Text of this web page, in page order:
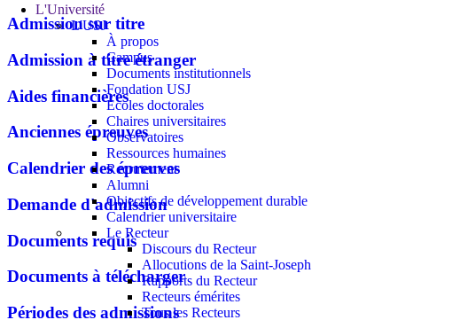
L'Université
L'USJ
À propos
Campus
Documents institutionnels
Fondation USJ
Écoles doctorales
Chaires universitaires
Observatoires
Ressources humaines
Recrutement
Alumni
Objectifs de développement durable
Calendrier universitaire
Le Recteur
Discours du Recteur
Allocutions de la Saint-Joseph
Rapports du Recteur
Recteurs émérites
Tous les Recteurs
Admission sur titre
Admission à titre étranger
Aides financières
Anciennes épreuves
Calendrier des épreuves
Demande d'admission
Documents requis
Documents à télécharger
Périodes des admissions